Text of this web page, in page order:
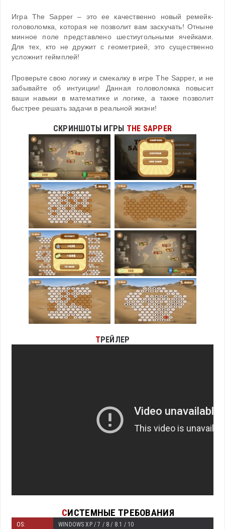
Игра The Sapper – это ее качественно новый ремейк-
головоломка, которая не позволит вам заскучать! Отныне
минное поле представлено шестиугольными ячейками.
Для тех, кто не дружит с геометрией, это существенно
усложнит геймплей!
Проверьте свою логику и смекалку в игре The Sapper, и не
забывайте об интуиции! Данная головоломка повысит
ваши навыки в математике и логике, а также позволит
быстрее решать задачи в реальной жизни!
СКРИНШОТЫ ИГРЫ THE SAPPER
ТРЕЙЛЕР
СИСТЕМНЫЕ ТРЕБОВАНИЯ
OS: WINDOWS XP / 7 / 8 / 8.1 / 10